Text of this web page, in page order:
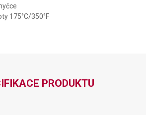
175°C/350°F
PRODUKTU